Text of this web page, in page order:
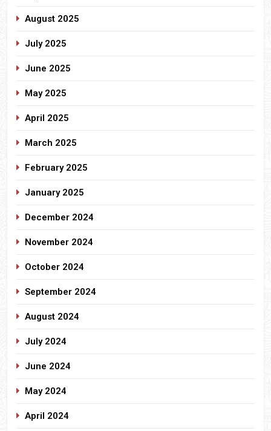
August 2025
July 2025
June 2025
May 2025
April 2025
March 2025
February 2025
January 2025
December 2024
November 2024
October 2024
September 2024
August 2024
July 2024
June 2024
May 2024
April 2024